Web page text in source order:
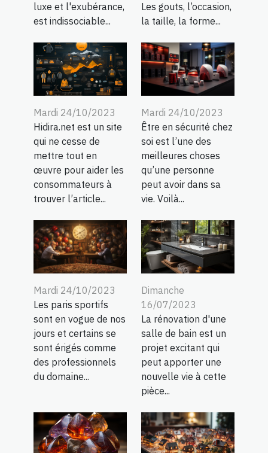
luxe et l'exubérance,
est indissociable...
Les gouts, l’occasion,
la taille, la forme...
Mardi 24/10/2023
Hidira.net est un site
qui ne cesse de
mettre tout en
œuvre pour aider les
consommateurs à
trouver l’article...
Mardi 24/10/2023
Être en sécurité chez
soi est l’une des
meilleures choses
qu’une personne
peut avoir dans sa
vie. Voilà...
Mardi 24/10/2023
Les paris sportifs
sont en vogue de nos
jours et certains se
sont érigés comme
des professionnels
du domaine...
Dimanche
16/07/2023
La rénovation d'une
salle de bain est un
projet excitant qui
peut apporter une
nouvelle vie à cette
pièce...